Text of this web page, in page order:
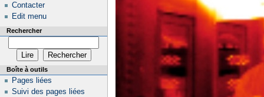
Contacter
Edit menu
Rechercher
Boîte à outils
Pages liées
Suivi des pages liées